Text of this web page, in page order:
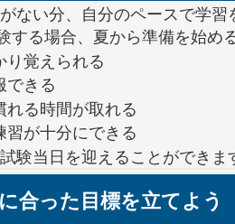
ない分、自分のペースで学習
る場合、夏から準備を始める
り覚えられる
できる
れる時間が取れる
習が十分にできる
験当日を迎えることができま
合った目標を立てよう